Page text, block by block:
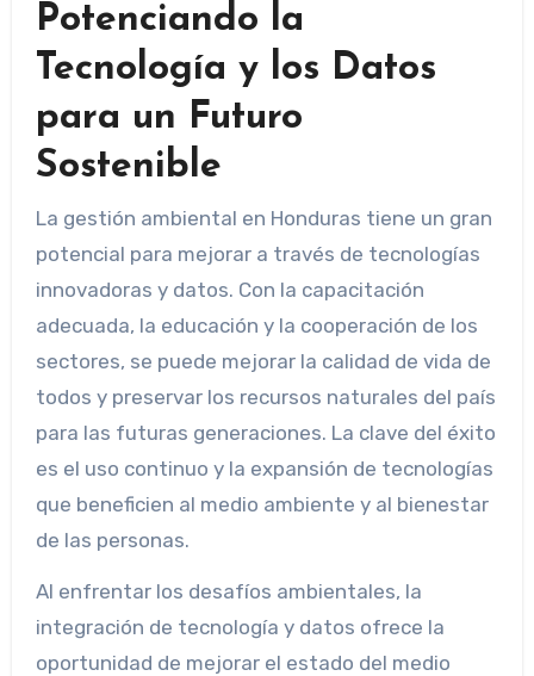
Potenciando la
Tecnología y los Datos
para un Futuro
Sostenible
La gestión ambiental en Honduras tiene un gran
potencial para mejorar a través de tecnologías
innovadoras y datos. Con la capacitación
adecuada, la educación y la cooperación de los
sectores, se puede mejorar la calidad de vida de
todos y preservar los recursos naturales del país
para las futuras generaciones. La clave del éxito
es el uso continuo y la expansión de tecnologías
que beneficien al medio ambiente y al bienestar
de las personas.
Al enfrentar los desafíos ambientales, la
integración de tecnología y datos ofrece la
oportunidad de mejorar el estado del medio